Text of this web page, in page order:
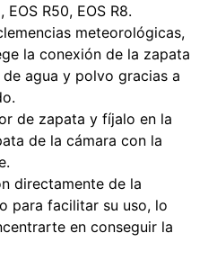
EOS R50, EOS R8.
meteorológicas,
la conexión de la zapata
agua y polvo gracias a
de zapata y fíjalo en la
de la cámara con la
directamente de la
para facilitar su uso, lo
en conseguir la